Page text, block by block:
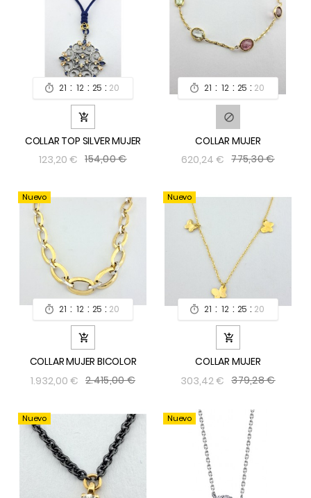
 21 : 12 : 25 : 19

COLLAR TOP SILVER MUJER
123,20 € 154,00 €
 21 : 12 : 25 : 19

COLLAR MUJER
620,24 € 775,30 €
Nuevo
 21 : 12 : 25 : 19

COLLAR MUJER BICOLOR
1.932,00 € 2.415,00 €
Nuevo
 21 : 12 : 25 : 19

COLLAR MUJER
303,42 € 379,28 €
Nuevo Nuevo